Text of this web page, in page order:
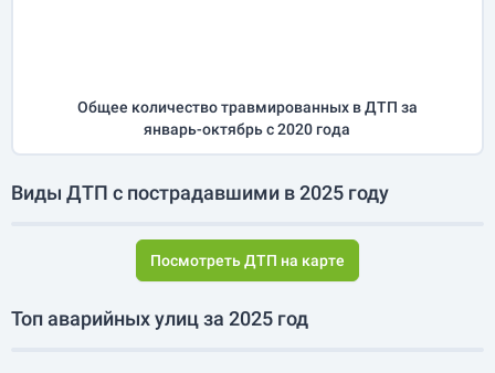
Общее количество травмированных в ДТП за
январь-октябрьс 2020 года
Виды ДТП с пострадавшими в 2025 году
Посмотреть ДТП на карте
Топ аварийных улиц за 2025 год